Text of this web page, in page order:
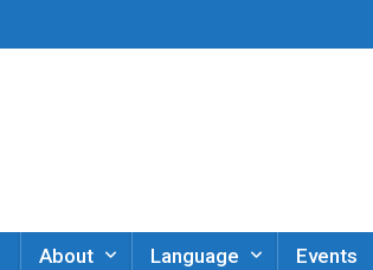
About Language Events